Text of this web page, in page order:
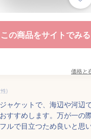
この商品をサイトでみる
価格と
)
ャケットで、海辺や河辺
すすめします。万が一の
ルで目立つため良いと思い